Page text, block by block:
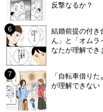
反撃なるか？
結婚前提の付
ん」と「オムラ
なたが理解でき
「自転車借り
が理解できない